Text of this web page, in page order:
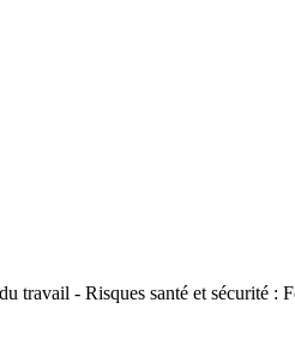
travail - Risques santé et sécurité :